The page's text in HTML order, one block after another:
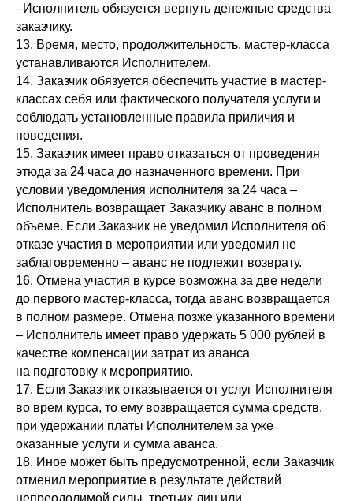
–Исполнитель обязуется вернуть денежные средства
заказчику.
13. Время, место, продолжительность, мастер-класса
устанавливаются Исполнителем.
14. Заказчик обязуется обеспечить участие в мастер-
классах себя или фактического получателя услуги и
соблюдать установленные правила приличия и
поведения.
15. Заказчик имеет право отказаться от проведения
этюда за 24 часа до назначенного времени. При
условии уведомления исполнителя за 24 часа –
Исполнитель возвращает Заказчику аванс в полном
объеме. Если Заказчик не уведомил Исполнителя об
отказе участия в мероприятии или уведомил не
заблаговременно – аванс не подлежит возврату.
16. Отмена участия в курсе возможна за две недели
до первого мастер-класса, тогда аванс возвращается
в полном размере. Отмена позже указанного времени
– Исполнитель имеет право удержать 5 000 рублей в
качестве компенсации затрат из аванса
на подготовку к мероприятию.
17. Если Заказчик отказывается от услуг Исполнителя
во врем курса, то ему возвращается сумма средств,
при удержании платы Исполнителем за уже
оказанные услуги и сумма аванса.
18. Иное может быть предусмотренной, если Заказчик
отменил мероприятие в результате действий
непреодолимой силы, третьих лиц или